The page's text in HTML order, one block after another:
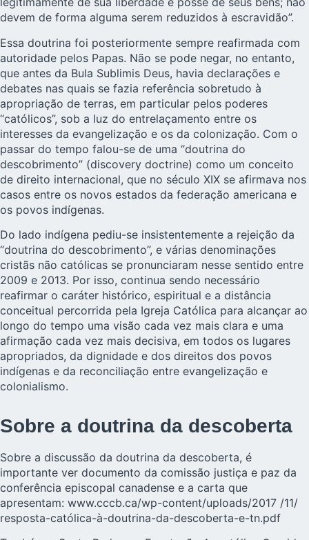
devem de forma alguma serem reduzidos à escravidão”.
Essa doutrina foi posteriormente sempre reafirmada com
autoridade pelos Papas. Não se pode negar, no entanto,
que antes da Bula Sublimis Deus, havia declarações e
debates nas quais se fazia referência sobretudo à
apropriação de terras, em particular pelos poderes
“católicos”, sob a luz do entrelaçamento entre os
interesses da evangelização e os da colonização. Com o
passar do tempo falou-se de uma “doutrina do
descobrimento” (discovery doctrine) como um conceito
de direito internacional, que no século XIX se afirmava nos
casos entre os novos estados da federação americana e
os povos indígenas.
Do lado indígena pediu-se insistentemente a rejeição da
“doutrina do descobrimento”, e várias denominações
cristãs não católicas se pronunciaram nesse sentido entre
2009 e 2013. Por isso, continua sendo necessário
reafirmar o caráter histórico, espiritual e a distância
conceitual percorrida pela Igreja Católica para alcançar ao
longo do tempo uma visão cada vez mais clara e uma
afirmação cada vez mais decisiva, em todos os lugares
apropriados, da dignidade e dos direitos dos povos
indígenas e da reconciliação entre evangelização e
colonialismo.
Sobre a doutrina da descoberta
Sobre a discussão da doutrina da descoberta, é
importante ver documento da comissão justiça e paz da
conferência episcopal canadense e a carta que
apresentam: www.cccb.ca/wp-content/uploads/2017 /11/
resposta-católica-à-doutrina-da-descoberta-e-tn.pdf